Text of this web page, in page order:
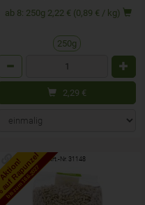
ab 8: 250g 2,22 € (0,89 € / kg)
250g
2,29 €
Rapunzel
bis zum 16.6.2027
Art.-Nr. 31148